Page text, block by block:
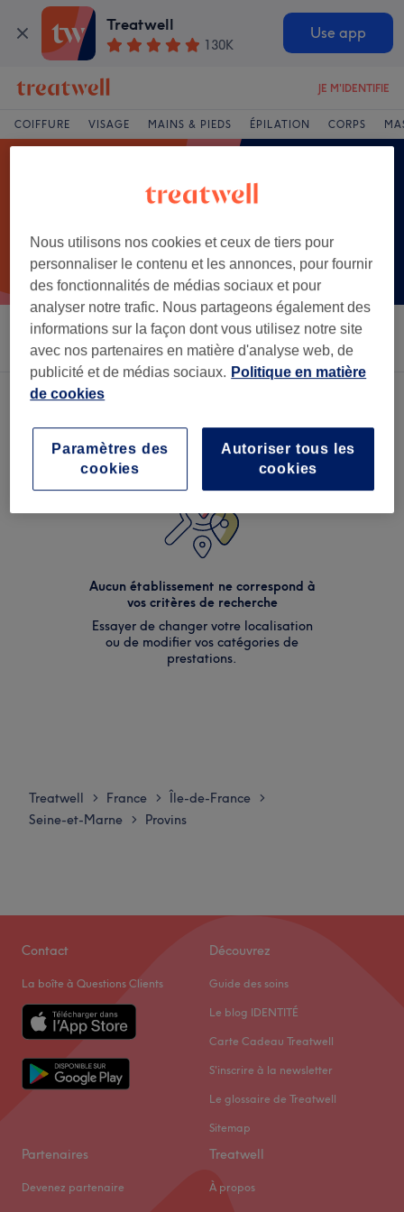
Treatwell
130K
Use app
JE M'IDENTIFIE
COIFFURE VISAGE MAINS & PIEDS ÉPILATION CORPS
Trier par Salons Offres Express Note
Aucun établissement ne correspond à
vos critères de recherche
Essayer de changer votre localisation
ou de modifier vos catégories de
prestations.
Treatwell > France > Île-de-France >
Seine-et-Marne > Provins
Contact
La boîte à Questions Clients
Découvrez
Guide des soins
Le blog IDENTITÉ
Carte Cadeau Treatwell
S'inscrire à la newsletter
Le glossaire de Treatwell
Sitemap
Partenaires
Devenez partenaire
Treatwell
À propos
Nous utilisons nos cookies et ceux de tiers pour
personnaliser le contenu et les annonces, pour fournir
des fonctionnalités de médias sociaux et pour
analyser notre trafic. Nous partageons également des
informations sur la façon dont vous utilisez notre site
avec nos partenaires en matière d'analyse web, de
publicité et de médias sociaux. Politique en matière
de cookies
Autoriser tous les
cookies
Paramètres des
cookies